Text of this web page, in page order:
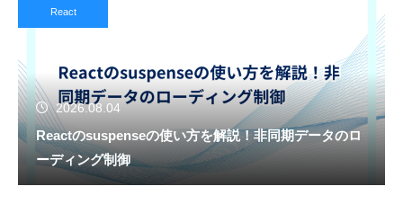
React
2026.08.04
Reactのsuspenseの使い方を解説！非同期データのロ
ーディング制御